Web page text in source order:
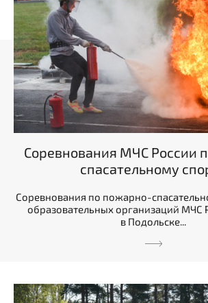
Соревнования МЧС России
спасательному
Соревнования по пожарно-
образовательных организаций МЧС
в Подольске...